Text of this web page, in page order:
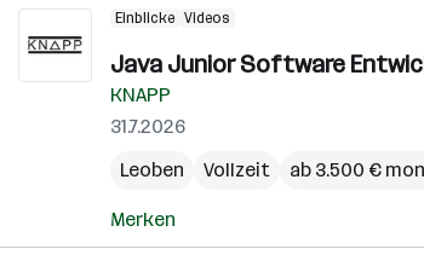
Einblicke Videos
Java Junior Software
KNAPP
31.7.2026
Leoben
Vollzeit ab 3.500 €
Merken